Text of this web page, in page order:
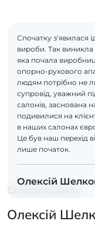
Спочатку з’явилася
вироби. Так виникла
яка почала
опорно-рухового
людям потрібно не
супровід, уважний
салонів, заснована
подивилися на
в наших салонах
Це був наш перехід
лише початок.
Олексій
Співзасновник
Олексій